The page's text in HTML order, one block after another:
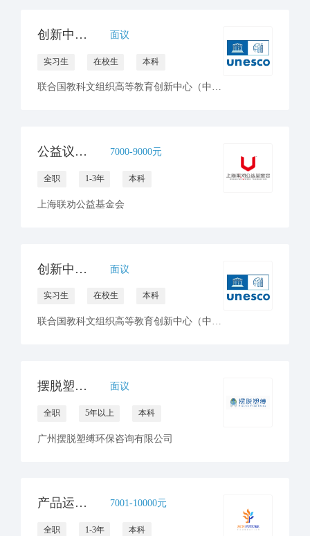
创新中心招聘国际伙伴项目部实习生 面议
实习生 在校生 本科
联合国教科文组织高等教育创新中心（中国深圳）
公益议题项目高级专员 7000-9000元
全职 1-3年 本科
上海联劝公益基金会
创新中心招聘国际伙伴项目部实习生（西班牙语方向） 面议
实习生 在校生 本科
联合国教科文组织高等教育创新中心（中国深圳）
摆脱塑缚招聘传播经理 面议
全职 5年以上 本科
广州摆脱塑缚环保咨询有限公司
产品运营专员（美育公益课程方向） 7001-10000元
全职 1-3年 本科